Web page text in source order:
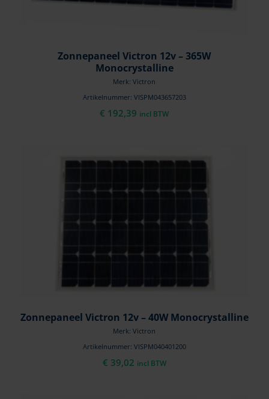
Zonnepaneel Victron 12v – 365W
Monocrystalline
Merk: Victron
Artikelnummer: VISPM043657203
€ 192,39 incl BTW
Zonnepaneel Victron 12v – 40W Monocrystalline
Merk: Victron
Artikelnummer: VISPM040401200
€ 39,02 incl BTW